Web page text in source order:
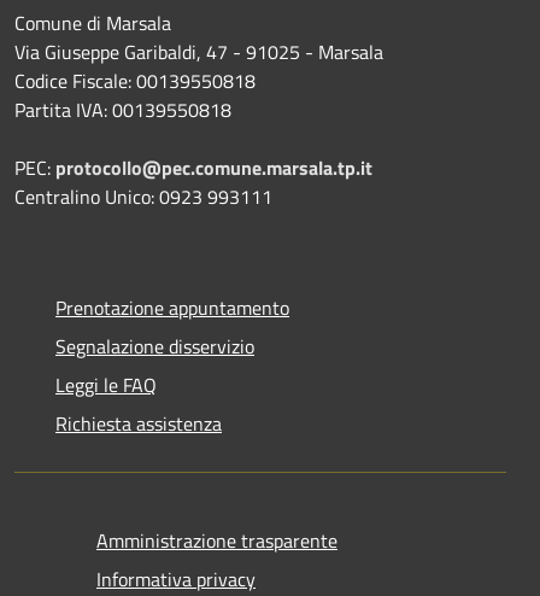
Comune di Marsala
Via Giuseppe Garibaldi, 47 - 91025 - Marsala
Codice Fiscale: 00139550818
Partita IVA: 00139550818
PEC: protocollo@pec.comune.marsala.tp.it
Centralino Unico: 0923 993111
Prenotazione appuntamento
Segnalazione disservizio
Leggi le FAQ
Richiesta assistenza
Amministrazione trasparente
Informativa privacy